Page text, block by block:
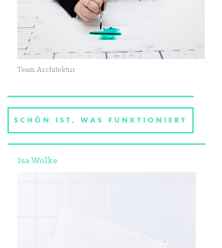
Team Architektur
SCHÖN IST, WAS FUNKTIONIERT
Isa Wolke